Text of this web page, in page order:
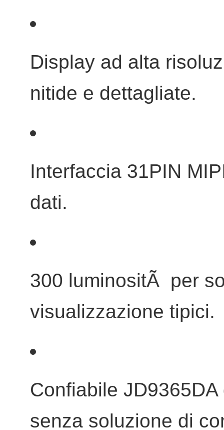
Display ad alta
nitide e dettagliate.
Interfaccia 31PIN
dati.
300 luminositÃ per
visualizzazione tipici.
Confiabile
senza soluzione di